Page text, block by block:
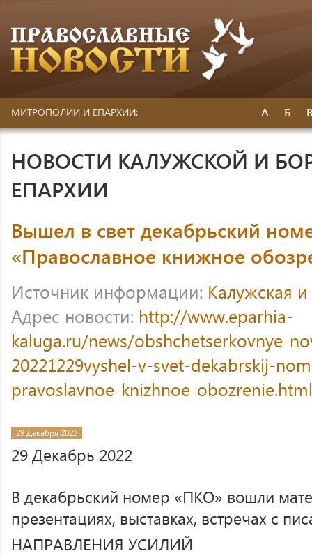
МИТРОПОЛИИ И ЕПАРХИИ: А Б
НОВОСТИ КАЛУЖСКОЙ И
ЕПАРХИИ
Вышел в свет декабрьский
«Православное книжное
Источник информации: Калужская
Адрес новости: http://www.eparhia-
kaluga.ru/news/obshchetserkovnye-
20221229vyshel-v-svet-dekabrskij-
pravoslavnoe-knizhnoe-obozrenie.html
29 Декабря 2022
29 Декабрь 2022
В декабрьский номер «ПКО» вошли
презентациях, выставках, встречах с
НАПРАВЛЕНИЯ УСИЛИЙ